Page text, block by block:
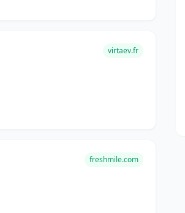
virtaev.fr
freshmile.com